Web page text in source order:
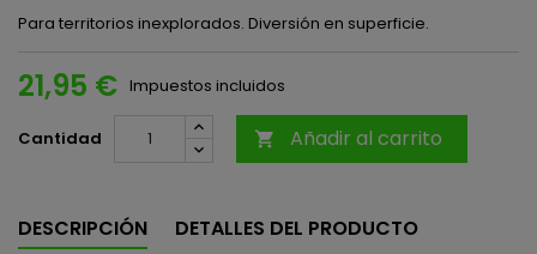
Para territorios inexplorados. Diversión en superficie.
21,95 € Impuestos incluidos
Cantidad  Añadir al carrito
DESCRIPCIÓN
DETALLES DEL PRODUCTO